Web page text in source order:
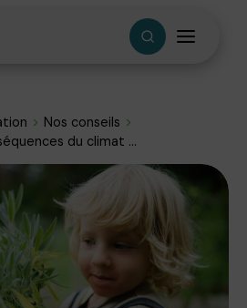
Nos conseils
du climat ...